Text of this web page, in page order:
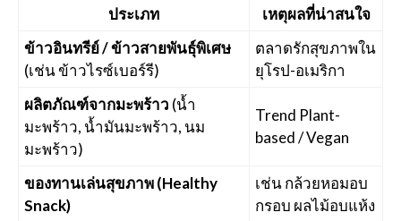
ประเภท
เหตุผลที่น่าสนใจ
ข้าวอินทรีย์ / ข้าวสายพันธุ์พิเศษ
(เช่น ข้าวไรซ์เบอร์รี)
ตลาดรักสุขภาพใน
ยุโรป-อเมริกา
ผลิตภัณฑ์จากมะพร้าว (น้ำ
มะพร้าว, น้ำมันมะพร้าว, นม
มะพร้าว)
Trend Plant-
based / Vegan
ของทานเล่นสุขภาพ (Healthy
Snack)
เช่น กล้วยหอมอบ
กรอบ ผลไม้อบแห้ง